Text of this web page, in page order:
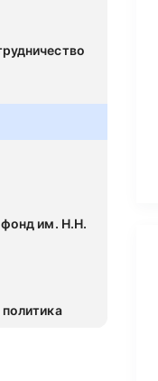
фонд им. Н.Н.